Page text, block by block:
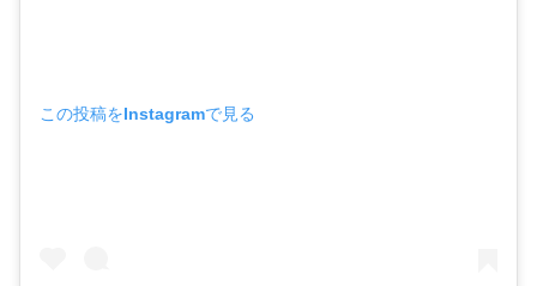
この投稿をInstagramで見る